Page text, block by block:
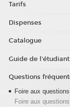
Tarifs
Dispenses
Catalogue
Guide de l'étudiant
Questions
Foire aux
Foire aux